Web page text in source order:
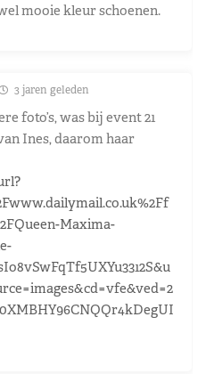
mooie kleur schoenen.
3 jaren geleden
foto’s, was bij event 21
Ines, daarom haar
Maxima-